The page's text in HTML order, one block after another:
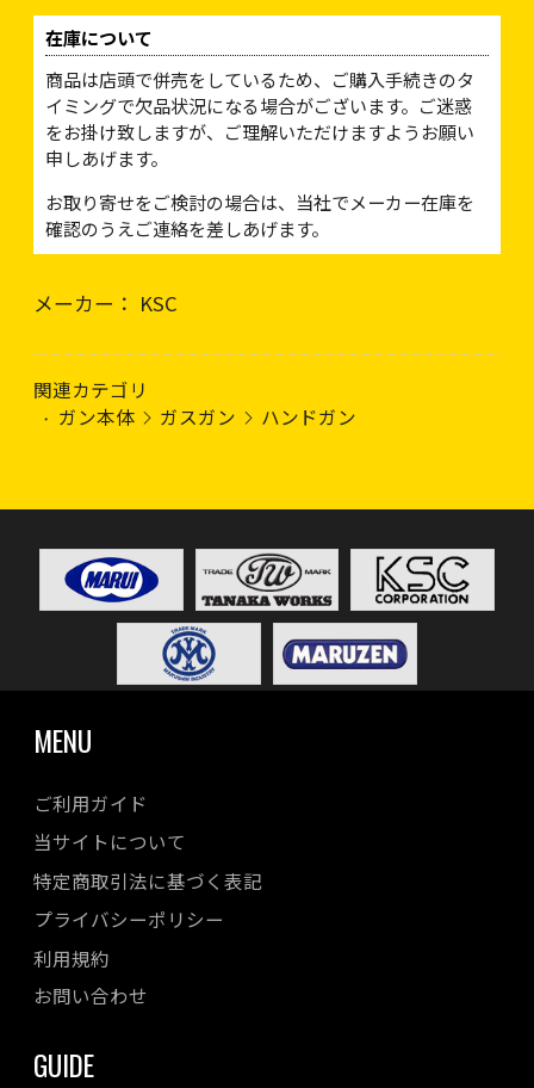
在庫について
商品は店頭で併売をしているため、ご購入手続きのタ
イミングで欠品状況になる場合がございます。ご迷惑
をお掛け致しますが、ご理解いただけますようお願い
申しあげます。
お取り寄せをご検討の場合は、当社でメーカー在庫を
確認のうえご連絡を差しあげます。
メーカー： KSC
関連カテゴリ
ガン本体
ガスガン ハンドガン
MENU
ご利用ガイド
当サイトについて
特定商取引法に基づく表記
プライバシーポリシー
利用規約
お問い合わせ
GUIDE